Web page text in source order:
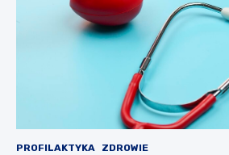
PROFILAKTYKA ZDROWIE